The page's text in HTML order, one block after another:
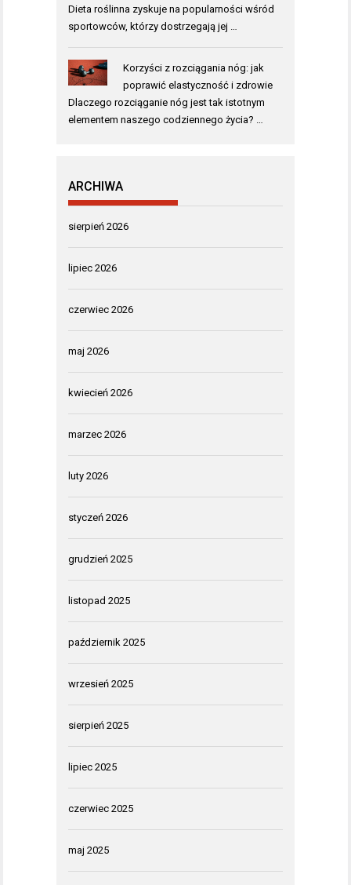
Dieta roślinna zyskuje na popularności wśród
sportowców, którzy dostrzegają jej …
Korzyści z rozciągania nóg: jak
poprawić elastyczność i zdrowie
Dlaczego rozciąganie nóg jest tak istotnym
elementem naszego codziennego życia? …
ARCHIWA
sierpień 2026
lipiec 2026
czerwiec 2026
maj 2026
kwiecień 2026
marzec 2026
luty 2026
styczeń 2026
grudzień 2025
listopad 2025
październik 2025
wrzesień 2025
sierpień 2025
lipiec 2025
czerwiec 2025
maj 2025